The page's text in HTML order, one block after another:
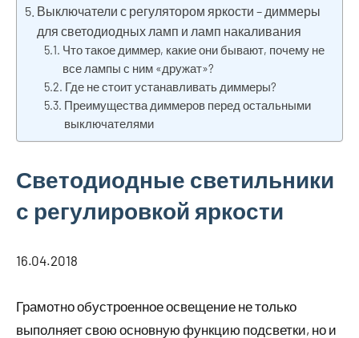
Выключатели с регулятором яркости – диммеры
для светодиодных ламп и ламп накаливания
Что такое диммер, какие они бывают, почему не
все лампы с ним «дружат»?
Где не стоит устанавливать диммеры?
Преимущества диммеров перед остальными
выключателями
Светодиодные светильники
с регулировкой яркости
16.04.2018
Грамотно обустроенное освещение не только
выполняет свою основную функцию подсветки, но и